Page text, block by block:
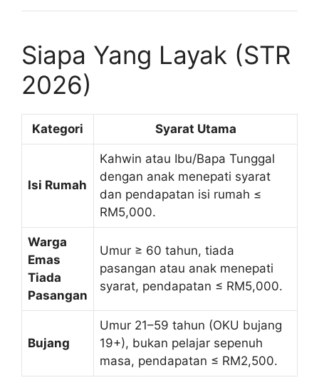
Siapa Yang Layak (STR
2026)
Kategori Syarat Utama
Isi Rumah
Kahwin atau Ibu/Bapa Tunggal
dengan anak menepati syarat
dan pendapatan isi rumah ≤
RM5,000.
Warga
Emas
Tiada
Pasangan
Umur ≥ 60 tahun, tiada
pasangan atau anak menepati
syarat, pendapatan ≤ RM5,000.
Bujang
Umur 21–59 tahun (OKU bujang
19+), bukan pelajar sepenuh
masa, pendapatan ≤ RM2,500.